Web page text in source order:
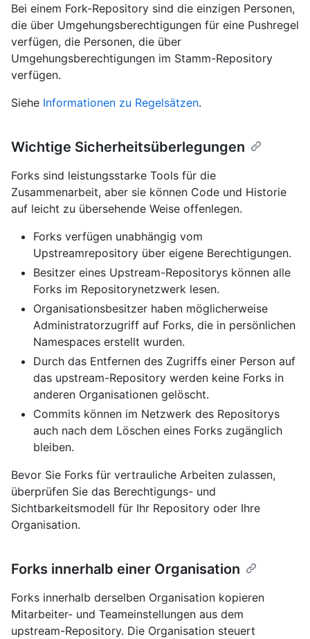
Bei einem Fork-Repository sind die einzigen Personen,
die über Umgehungsberechtigungen für eine Pushregel
verfügen, die Personen, die über
Umgehungsberechtigungen im Stamm-Repository
verfügen.
Siehe Informationen zu Regelsätzen.
Wichtige Sicherheitsüberlegungen
Forks sind leistungsstarke Tools für die
Zusammenarbeit, aber sie können Code und Historie
auf leicht zu übersehende Weise offenlegen.
Forks verfügen unabhängig vom
Upstreamrepository über eigene Berechtigungen.
Besitzer eines Upstream-Repositorys können alle
Forks im Repositorynetzwerk lesen.
Organisationsbesitzer haben möglicherweise
Administratorzugriff auf Forks, die in persönlichen
Namespaces erstellt wurden.
Durch das Entfernen des Zugriffs einer Person auf
das upstream-Repository werden keine Forks in
anderen Organisationen gelöscht.
Commits können im Netzwerk des Repositorys
auch nach dem Löschen eines Forks zugänglich
bleiben.
Bevor Sie Forks für vertrauliche Arbeiten zulassen,
überprüfen Sie das Berechtigungs- und
Sichtbarkeitsmodell für Ihr Repository oder Ihre
Organisation.
Forks innerhalb einer Organisation
Forks innerhalb derselben Organisation kopieren
Mitarbeiter- und Teameinstellungen aus dem
upstream-Repository. Die Organisation steuert